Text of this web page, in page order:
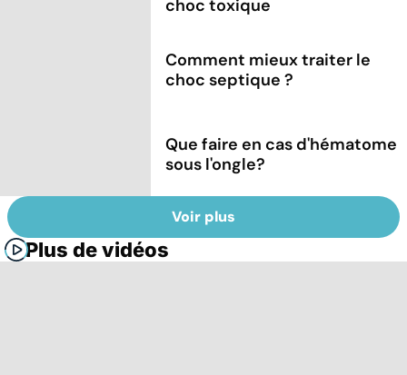
choc toxique
Comment mieux traiter le
choc septique ?
Que faire en cas d'hématome
sous l'ongle?
Voir plus
Plus de vidéos